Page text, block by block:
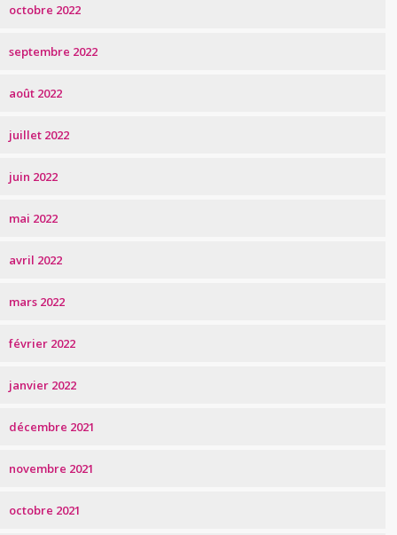
octobre 2022
septembre 2022
août 2022
juillet 2022
juin 2022
mai 2022
avril 2022
mars 2022
février 2022
janvier 2022
décembre 2021
novembre 2021
octobre 2021